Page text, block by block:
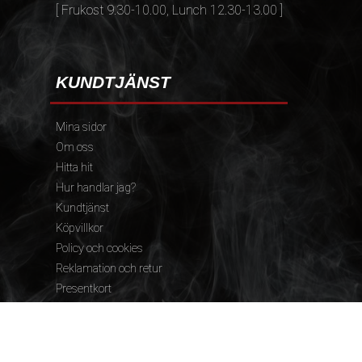
[ Frukost 9.30-10.00, Lunch 12.30-13.00 ]
KUNDTJÄNST
Mina sidor
Om oss
Hitta hit
Hur handlar jag?
Kundtjänst
Köpvillkor
Policy och cookies
Reklamation och retur
Presentkort